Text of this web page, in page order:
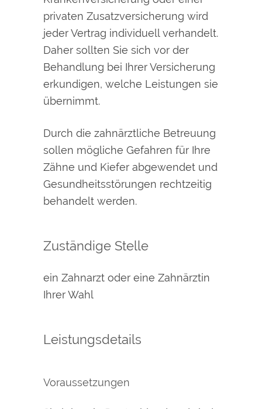
privaten Zusatzversicherung wird
jeder Vertrag individuell verhandelt.
Daher sollten Sie sich vor der
Behandlung bei Ihrer Versicherung
erkundigen, welche Leistungen sie
übernimmt.
Durch die zahnärztliche Betreuung
sollen mögliche Gefahren für Ihre
Zähne und Kiefer abgewendet und
Gesundheitsstörungen rechtzeitig
behandelt werden.
Zuständige Stelle
ein Zahnarzt oder eine Zahnärztin
Ihrer Wahl
Leistungsdetails
Voraussetzungen